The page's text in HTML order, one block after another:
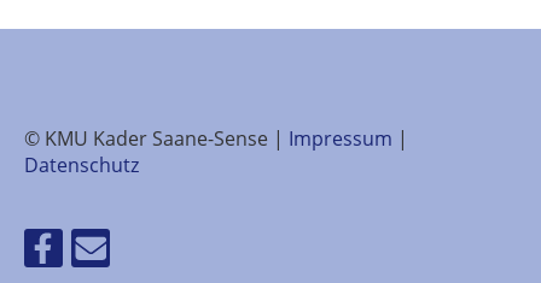
© KMU Kader Saane-Sense | Impressum |
Datenschutz